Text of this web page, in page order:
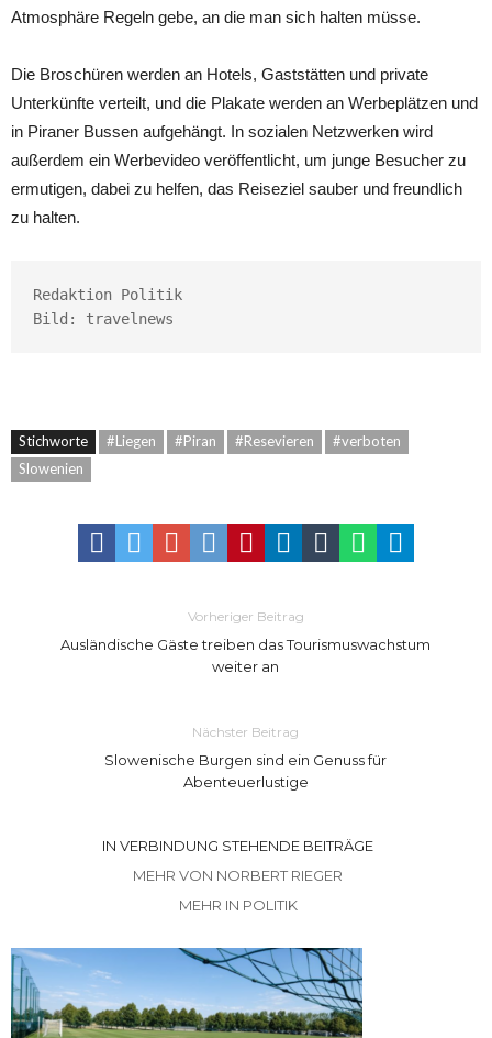
Atmosphäre Regeln gebe, an die man sich halten müsse.
Die Broschüren werden an Hotels, Gaststätten und private
Unterkünfte verteilt, und die Plakate werden an Werbeplätzen und
in Piraner Bussen aufgehängt. In sozialen Netzwerken wird
außerdem ein Werbevideo veröffentlicht, um junge Besucher zu
ermutigen, dabei zu helfen, das Reiseziel sauber und freundlich
zu halten.
Redaktion Politik
Bild: travelnews
Stichworte #Liegen #Piran #Resevieren
#verboten
Slowenien
Vorheriger Beitrag
Ausländische Gäste treiben das Tourismuswachstum
weiter an
Nächster Beitrag
Slowenische Burgen sind ein Genuss für
Abenteuerlustige
IN VERBINDUNG STEHENDE BEITRÄGE
MEHR VON NORBERT RIEGER
MEHR IN POLITIK